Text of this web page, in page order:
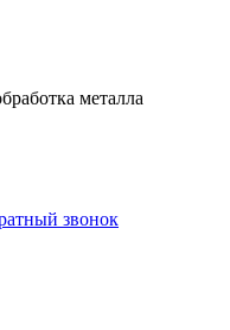
металла
звонок